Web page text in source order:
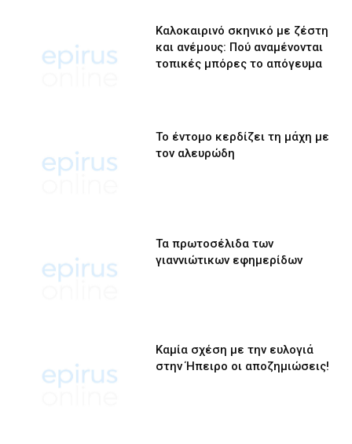
Καλοκαιρινό σκηνικό με ζέστη
και ανέμους: Πού αναμένονται
τοπικές μπόρες το απόγευμα
Το έντομο κερδίζει τη μάχη με
τον αλευρώδη
Τα πρωτοσέλιδα των
γιαννιώτικων εφημερίδων
Καμία σχέση με την ευλογιά
στην Ήπειρο οι αποζημιώσεις!